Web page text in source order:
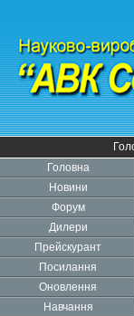
Головна
Новини
Форум
Дилери
Прейскурант
Посилання
Оновлення
Навчання